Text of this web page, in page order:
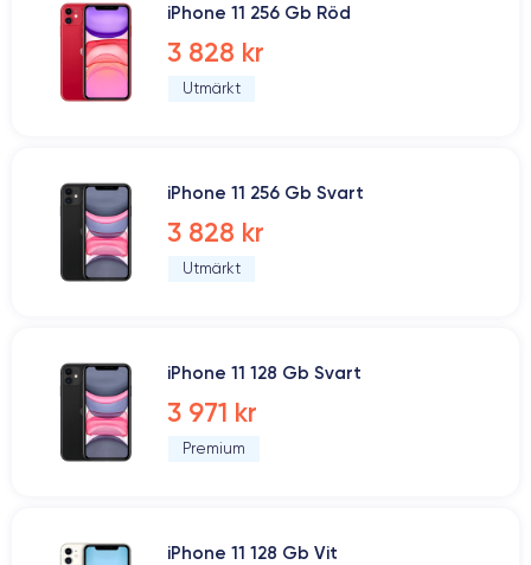
iPhone 11 256 Gb Röd
3 828 kr
Utmärkt
iPhone 11 256 Gb Svart
3 828 kr
Utmärkt
iPhone 11 128 Gb Svart
3 971 kr
Premium
iPhone 11 128 Gb Vit